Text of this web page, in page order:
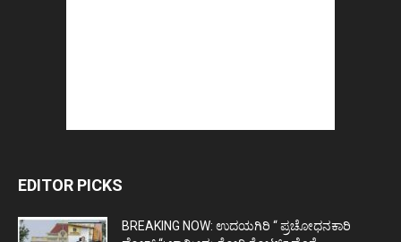
EDITOR PICKS
BREAKING NOW: ಉದಯಗಿರಿ “ ಪ್ರಚೋಧನಕಾರಿ